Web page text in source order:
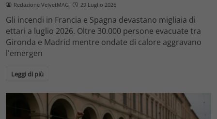
Redazione VelvetMAG 29 Luglio 2026
Gli incendi in Francia e Spagna devastano migliaia di
ettari a luglio 2026. Oltre 30.000 persone evacuate tra
Gironda e Madrid mentre ondate di calore aggravano
l'emergen
Leggi di più